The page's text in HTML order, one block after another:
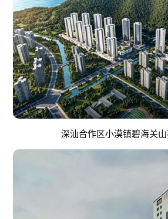
深汕合作区小漠镇碧海关山